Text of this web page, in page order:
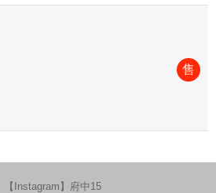
售
【Instagram】府中15